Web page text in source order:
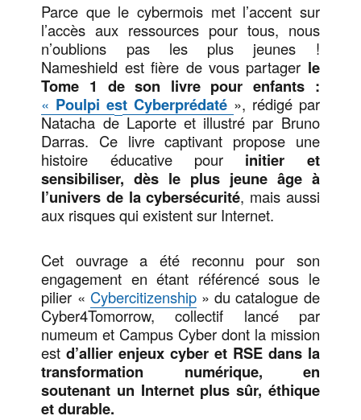
Parce que le cybermois met l’accent sur
l’accès aux ressources pour tous, nous
n’oublions pas les plus jeunes !
Nameshield est fière de vous partager le
Tome 1 de son livre pour enfants :
« Poulpi est Cyberprédaté », rédigé par
Natacha de Laporte et illustré par Bruno
Darras. Ce livre captivant propose une
histoire éducative pour initier et
sensibiliser, dès le plus jeune âge à
l’univers de la cybersécurité, mais aussi
aux risques qui existent sur Internet.
Cet ouvrage a été reconnu pour son
engagement en étant référencé sous le
pilier « Cybercitizenship» du catalogue de
Cyber4Tomorrow, collectif lancé par
numeum et Campus Cyber dont la mission
estd’allier enjeux cyber et RSE dans la
transformation numérique, en
soutenant un Internet plus sûr, éthique
et durable.